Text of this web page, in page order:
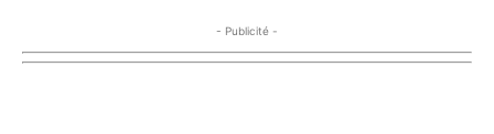
- Publicité -